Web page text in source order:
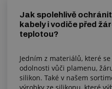
Jak spolehlivě
kabely i vodiče před
teplotou?
Jedním z materiálů, které
odolnosti vůči plamenu,
silikon. Také v našem